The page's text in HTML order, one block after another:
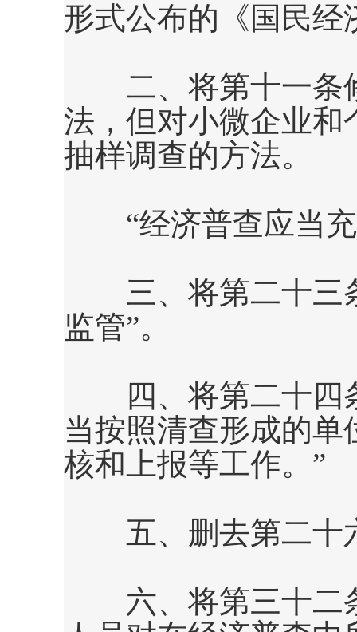
形式公布的《国民经
二、将第十一条修
法，但对小微企业和
抽样调查的方法。
“经济普查应当充
三、将第二十三
监管”。
四、将第二十四条
当按照清查形成的
核和上报等工作。”
五、删去第二十
六、将第三十二条